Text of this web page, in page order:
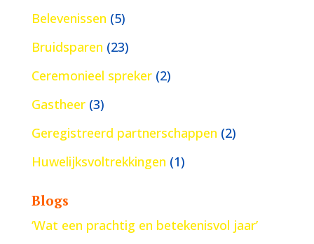
Belevenissen (5)
Bruidsparen (23)
Ceremonieel spreker(2)
Gastheer(3)
Geregistreerd partnerschappen (2)
Huwelijksvoltrekkingen (1)
Blogs
‘Wat een prachtig en betekenisvol jaar’